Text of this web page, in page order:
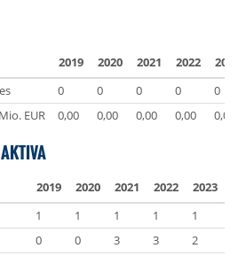
2019 2020 2021 2022
0 0 0 0
0
EUR
0,00 0,00 0,00 0,00 0,00
2019 2020 2021 2022
2023
1 1 1 1
1
0 0 3 3
2